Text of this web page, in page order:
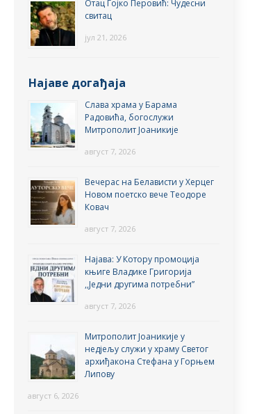
Отац Гојко Перовић: Чудесни
свитац
јул 21, 2026
Најаве догађаја
Слава храма у Барама
Радовића, богослужи
Митрополит Јоаникије
август 7, 2026
Вечерас на Белависти у Херцег
Новом поетско вече Теодоре
Ковач
август 7, 2026
Најава: У Котору промоција
књиге Владике Григорија
,,Једни другима потребни”
август 7, 2026
Митрополит Јоаникије у
недјељу служи у храму Светог
архиђакона Стефана у Горњем
Липову
август 6, 2026